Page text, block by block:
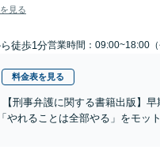
見る
徒歩1分営業時間：09:00~18:00（
料金表を見る
【刑事弁護に関する書籍出版】
やれることは全部やる」をモッ